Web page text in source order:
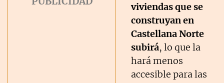
viviendas que se
construyan en
Castellana Norte
subirá, lo que la
hará menos
accesible para las